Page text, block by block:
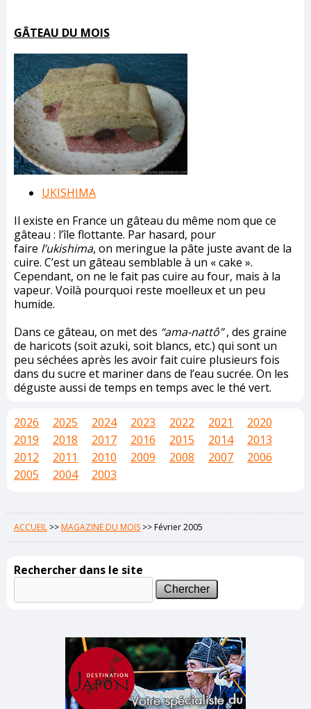
GÂTEAU DU MOIS
UKISHIMA
Il existe en France un gâteau du même nom que ce
gâteau : l’île flottante. Par hasard, pour
faire l’ukishima, on meringue la pâte juste avant de la
cuire. C’est un gâteau semblable à un « cake ».
Cependant, on ne le fait pas cuire au four, mais à la
vapeur. Voilà pourquoi reste moelleux et un peu
humide.
Dans ce gâteau, on met des “ama-nattô”, des graine
de haricots (soit azuki, soit blancs, etc.) qui sont un
peu séchées après les avoir fait cuire plusieurs fois
dans du sucre et mariner dans de l’eau sucrée. On les
déguste aussi de temps en temps avec le thé vert.
2026 2025 2024 2023 2022 2021
2020
2019
2018 2017 2016 2015 2014
2013
2012
2011 2010 2009 2008 2007
2006
2005
2004 2003
ACCUEIL >>MAGAZINE DU MOIS >>Février 2005
Rechercher dans le site